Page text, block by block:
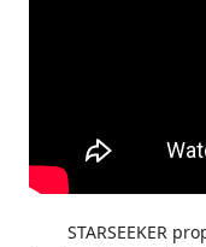
STARSEEKER